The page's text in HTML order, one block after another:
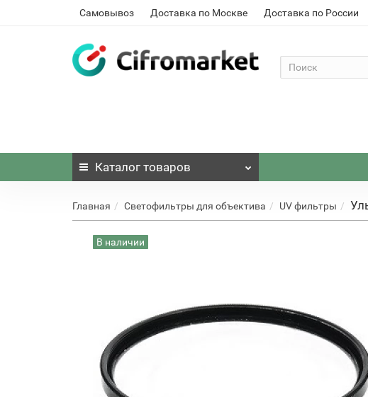
Самовывоз Доставка по Москве Доставка по России
Каталог товаров
Главная Светофильтры для объектива UV фильтры
В наличии